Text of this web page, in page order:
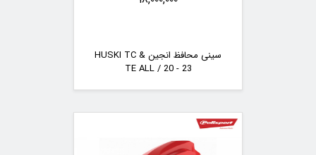
سینی محافظ انجین HUSKI TC &
TE ALL / 20 - 23